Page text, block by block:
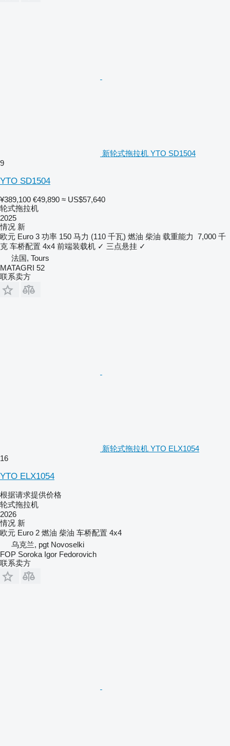
新轮式拖拉机 YTO SD1504
9
YTO SD1504
¥389,100 €49,890 ≈ US$57,640
轮式拖拉机
2025
情况 新
欧元 Euro 3 功率 150 马力 (110 千瓦) 燃油 柴油 载重能力 7,000 千
克 车桥配置 4x4 前端装载机 ✓ 三点悬挂 ✓
法国, Tours
MATAGRI 52
联系卖方
新轮式拖拉机 YTO ELX1054
16
YTO ELX1054
根据请求提供价格
轮式拖拉机
2026
情况 新
欧元 Euro 2 燃油 柴油 车桥配置 4x4
乌克兰, pgt Novoselki
FOP Soroka Igor Fedorovich
联系卖方